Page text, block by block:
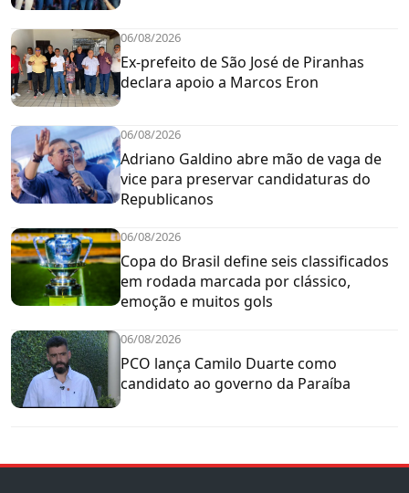
06/08/2026
Ex-prefeito de São José de Piranhas
declara apoio a Marcos Eron
06/08/2026
Adriano Galdino abre mão de vaga de
vice para preservar candidaturas do
Republicanos
06/08/2026
Copa do Brasil define seis classificados
em rodada marcada por clássico,
emoção e muitos gols
06/08/2026
PCO lança Camilo Duarte como
candidato ao governo da Paraíba